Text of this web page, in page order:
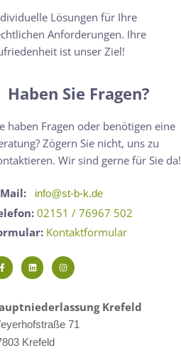
Lösungen für Ihre
Anforderungen. Ihre
ist unser Ziel!
Haben Sie Fragen?
haben Fragen oder benötigen eine
Zögern Sie nicht, uns zu
Wir sind gerne für Sie da!
Mail: info@st-b-k.de
02151 / 76967 502
Kontaktformular
Krefeld
71
Krefeld